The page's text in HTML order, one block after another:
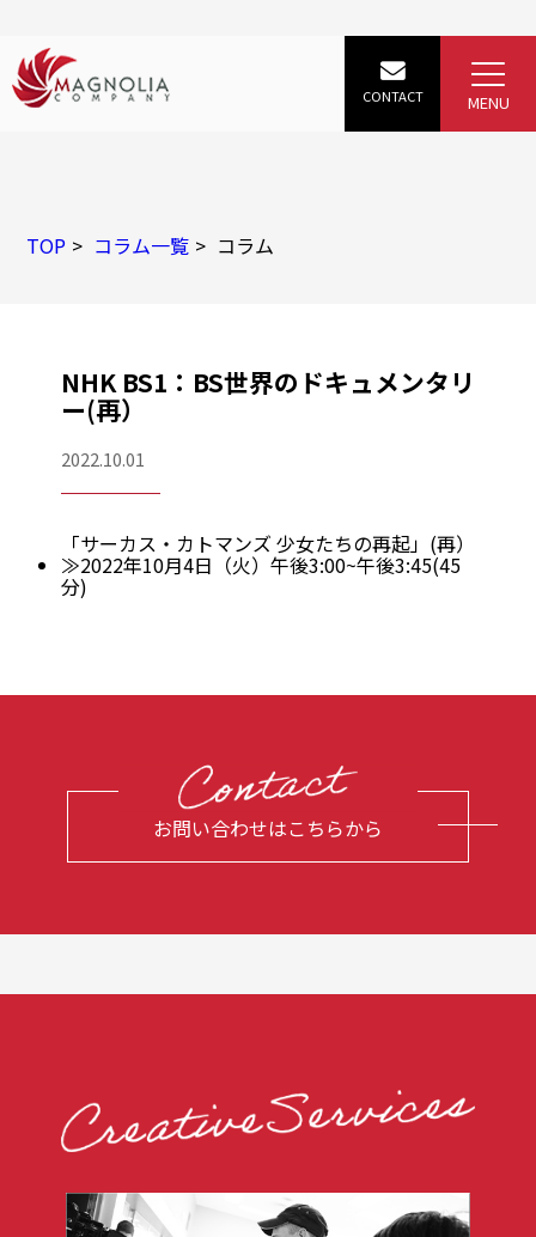
TOP コラム一覧 コラム
NHK BS1：BS世界のドキュメンタリ
ー(再）
2022.10.01
「サーカス・カトマンズ 少女たちの再起」(再）
≫2022年10月4日（火）午後3:00~午後3:45(45
分)
お問い合わせはこちらから